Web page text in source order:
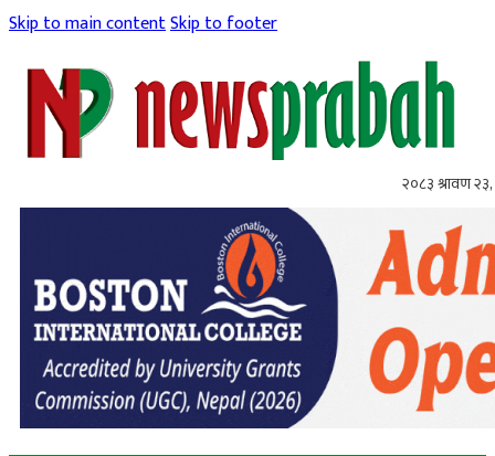
Skip to main contentSkip to footer
२०८३ श्रावण २३,